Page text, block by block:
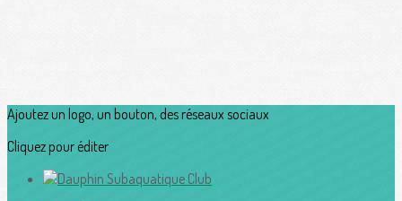
Ajoutez un logo, un bouton, des réseaux sociaux
Cliquez pour éditer